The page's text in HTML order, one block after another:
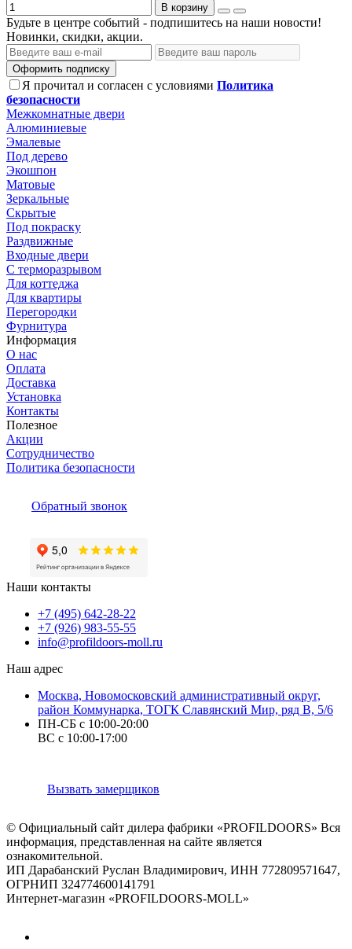
В корзину
Будьте в центре событий - подпишитесь на наши новости!
Новинки, скидки, акции.
Оформить подписку
Я прочитал и согласен с условиями Политика
безопасности
Межкомнатные двери
Алюминиевые
Эмалевые
Под дерево
Экошпон
Матовые
Зеркальные
Скрытые
Под покраску
Раздвижные
Входные двери
С терморазрывом
Для коттеджа
Для квартиры
Перегородки
Фурнитура
Информация
О нас
Оплата
Доставка
Установка
Контакты
Полезное
Акции
Сотрудничество
Политика безопасности
Обратный звонок
Наши контакты
+7 (495) 642-28-22
+7 (926) 983-55-55
info@profildoors-moll.ru
Наш адрес
Москва, Новомосковский административный округ,
район Коммунарка, ТОГК Славянский Мир, ряд В, 5/6
ПН-СБ с 10:00-20:00
ВС с 10:00-17:00
Вызвать замерщиков
© Официальный сайт дилера фабрики «PROFILDOORS» Вся
информация, представленная на сайте является
ознакомительной.
ИП Дарабанский Руслан Владимирович, ИНН 772809571647,
ОГРНИП 324774600141791
Интернет-магазин «PROFILDOORS-MOLL»